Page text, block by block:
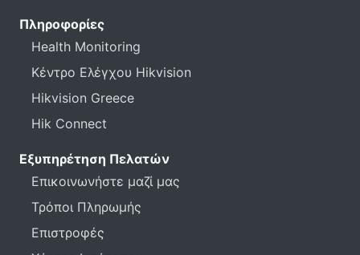
Πληροφορίες
Health Monitoring
Κέντρο Ελέγχου Hikvision
Hikvision Greece
Hik Connect
Εξυπηρέτηση Πελατών
Επικοινωνήστε μαζί μας
Τρόποι Πληρωμής
Επιστροφές